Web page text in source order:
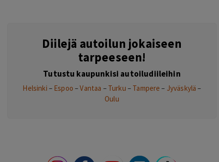
Diilejä autoilun jokaiseen
tarpeeseen!
Tutustu kaupunkisi autoiludiileihin
Helsinki – Espoo –Vantaa – Turku – Tampere – Jyväskylä –
Oulu